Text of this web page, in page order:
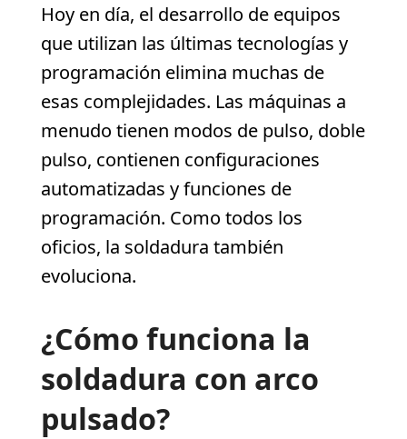
Hoy en día, el desarrollo de equipos
que utilizan las últimas tecnologías y
programación elimina muchas de
esas complejidades. Las máquinas a
menudo tienen modos de pulso, doble
pulso, contienen configuraciones
automatizadas y funciones de
programación. Como todos los
oficios, la soldadura también
evoluciona.
¿Cómo funciona la
soldadura con arco
pulsado?